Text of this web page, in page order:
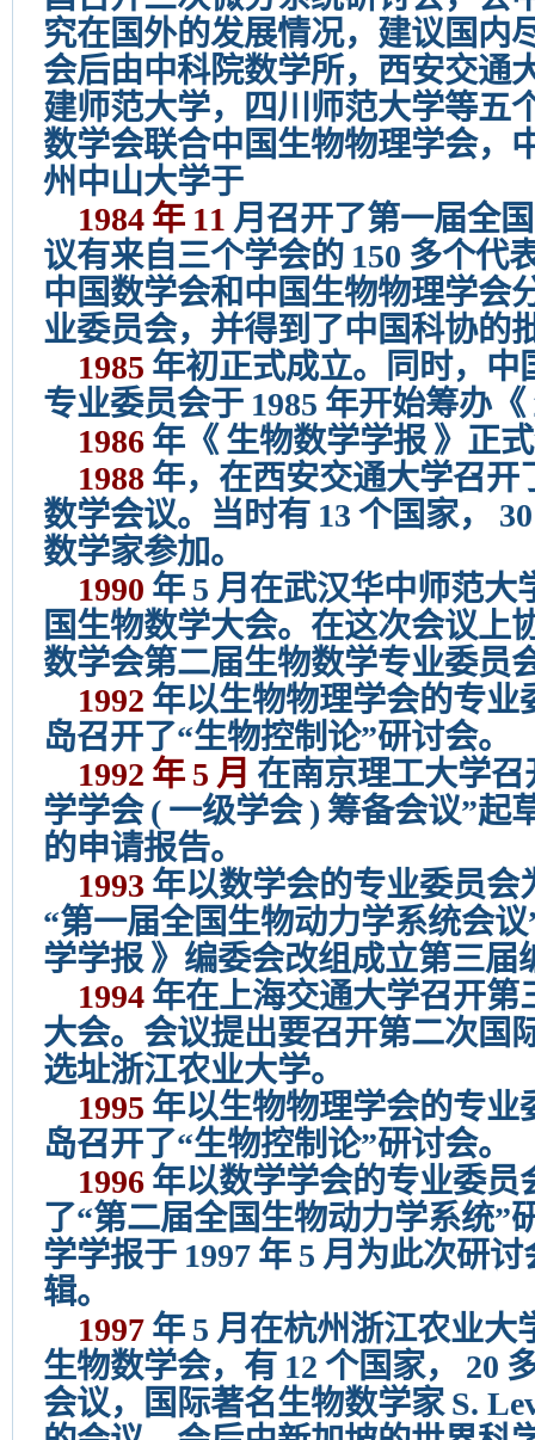
究在国外的发展情况，建议国内
会后由中科院数学所，西安交通
建师范大学，四川师范大学等五
数学会联合中国生物物理学会，
州中山大学于
1984 年 11 月召开了第一届全
议有来自三个学会的 150 多个代
中国数学会和中国生物物理学会
业委员会，并得到了中国科协的
1985 年初正式成立。同时，中
专业委员会于 1985 年开始筹办《
1986 年《 生物数学学报 》正
1988 年，在西安交通大学召开
数学会议。当时有 13 个国家，
30
数学家参加。
1990 年 5 月在武汉华中师范大
国生物数学大会。在这次会议上
数学会第二届生物数学专业委员
1992 年以生物物理学会的专业
岛召开了“生物控制论”研讨会。
1992 年 5 月 在南京理工大学
学学会 ( 一级学会 ) 筹备会议”起
的申请报告。
1993 年以数学会的专业委员会
“第一届全国生物动力学系统会
学学报 》编委会改组成立第三届
1994 年在上海交通大学召开第
大会。会议提出要召开第二次国
选址浙江农业大学。
1995 年以生物物理学会的专业
岛召开了“生物控制论”研讨会。
1996 年以数学学会的专业委员
了“第二届全国生物动力学系统”
学学报于 1997 年 5 月为此次研
辑。
1997 年 5 月在杭州浙江农业大
生物数学会，有 12 个国家， 20
会议，国际著名生物数学家 S.